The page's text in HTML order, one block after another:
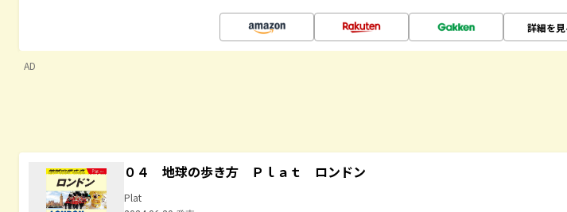
詳細を見
AD
０４ 地球の歩き方 Ｐｌａｔ ロンドン
Plat